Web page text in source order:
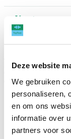
Deze website
We gebruiken
personaliseren,
en om ons
informatie over
partners voor
Vacatures
Contact –
TAAL
Español
Türkçe
Opleiding